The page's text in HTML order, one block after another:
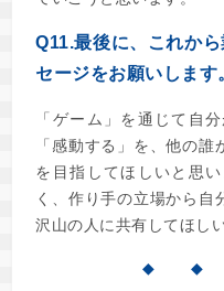
Q11.最後に、これか
セージをお願いします
「ゲーム」を通じて自
「感動する」を、他の
を目指してほしいと思
く、作り手の立場から自
沢山の人に共有してほしい
◆ ◆